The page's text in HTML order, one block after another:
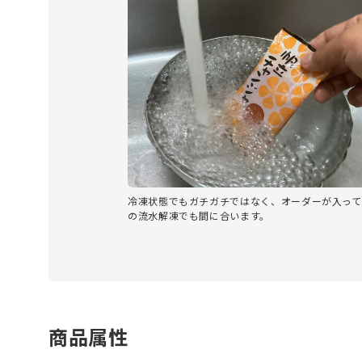
冷凍状態でもガチガチではなく、オーダーが入っ
の流水解凍でも間に合います。
商品属性